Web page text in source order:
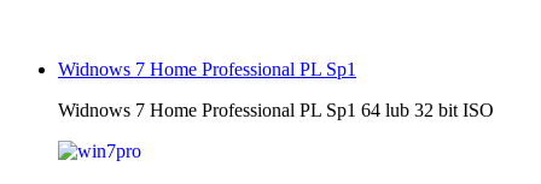
Widnows 7 Home Professional PL Sp1
Widnows 7 Home Professional PL Sp1 64 lub 32 bit ISO